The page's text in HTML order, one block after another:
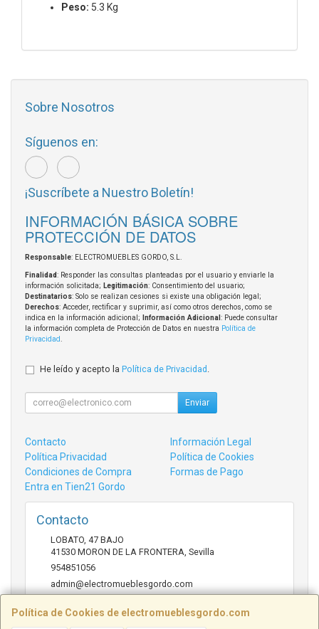
Peso: 5.3 Kg
Política de Cookies de electromueblesgordo.com
Sobre Nosotros
Síguenos en:
¡Suscríbete a Nuestro Boletín!
INFORMACIÓN BÁSICA SOBRE
PROTECCIÓN DE DATOS
Responsable: ELECTROMUEBLES GORDO, S.L.
Finalidad: Responder las consultas planteadas por el usuario y enviarle la
información solicitada; Legitimación: Consentimiento del usuario;
Destinatarios: Solo se realizan cesiones si existe una obligación legal;
Derechos: Acceder, rectificar y suprimir, así como otros derechos, como se
indica en la información adicional;
Información Adicional : Puede consultar
la información completa de Protección de Datos en nuestra Política de
Privacidad
He leído y acepto la Política de Privacidad
Enviar
Contacto
Información Legal
Política Privacidad
Política de Cookies
Condiciones de Compra
Formas de Pago
Entra en Tien21 Gordo
Contacto
LOBATO, 47 BAJO
41530 MORON DE LA FRONTERA Sevilla
954851056
admin@electromueblesgordo.com